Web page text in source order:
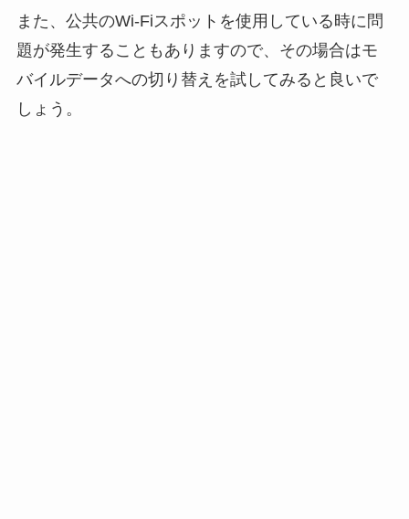
また、公共のWi-Fiスポットを使用している時に問
題が発生することもありますので、その場合はモ
バイルデータへの切り替えを試してみると良いで
しょう。